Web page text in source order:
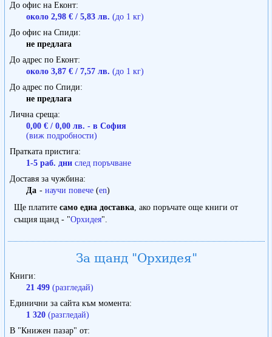
До офис на Еконт
около 2,98 € / 5,83 лв. (до 1 кг)
До офис на Спиди
не предлага
До адрес по Еконт
около 3,87 € / 7,57 лв. (до 1 кг)
До адрес по Спиди
не предлага
Лична среща
0,00 € / 0,00 лв. - в София
(виж подробности)
Пратката пристига
1-5 раб. дни след поръчване
Доставя за чужбина
Да - научи повече (en)
Ще платите само една доставка, ако поръчате още книги от
същия щанд - "Орхидея".
За щанд "Орхидея"
Книги
21 499 (разгледай)
Единични за сайта към момента
1 320 (разгледай)
В "Книжен пазар" от